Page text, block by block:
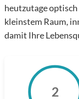
heutzutage
kleinstem Raum,
damit Ihre
2
2